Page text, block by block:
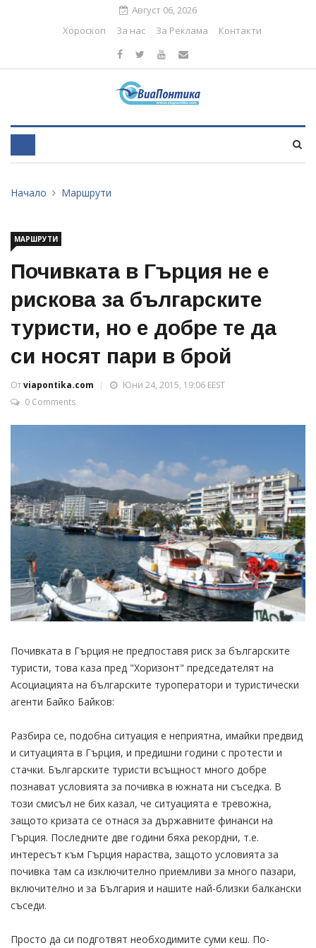
Август 06, 2026
Хороскоп
За нас За Реклама Контакти
Начало Маршрути
МАРШРУТИ
Почивката в Гърция не е
рискова за българските
туристи, но е добре те да
си носят пари в брой
Отviapontika.com
Юни 24, 2015, 19:06 EEST
0 Comments
Почивката в Гърция не предпоставя риск за българските
туристи, това каза пред "Хоризонт" председателят на
Асоциацията на българските туроператори и туристически
агенти Байко Байков:
Разбира се, подобна ситуация е неприятна, имайки предвид
и ситуацията в Гърция, и предишни години с протести и
стачки. Българските туристи всъщност много добре
познават условията за почивка в южната ни съседка. В
този смисъл не бих казал, че ситуацията е тревожна,
защото кризата се отнася за държавните финанси на
Гърция. Последните две години бяха рекордни, т.е.
интересът към Гърция нараства, защото условията за
почивка там са изключително приемливи за много пазари,
включително и за България и нашите най-близки балкански
съседи.
Просто да си подготвят необходимите суми кеш. По-